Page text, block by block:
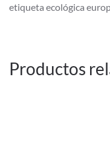
etiqueta ecológica
Productos